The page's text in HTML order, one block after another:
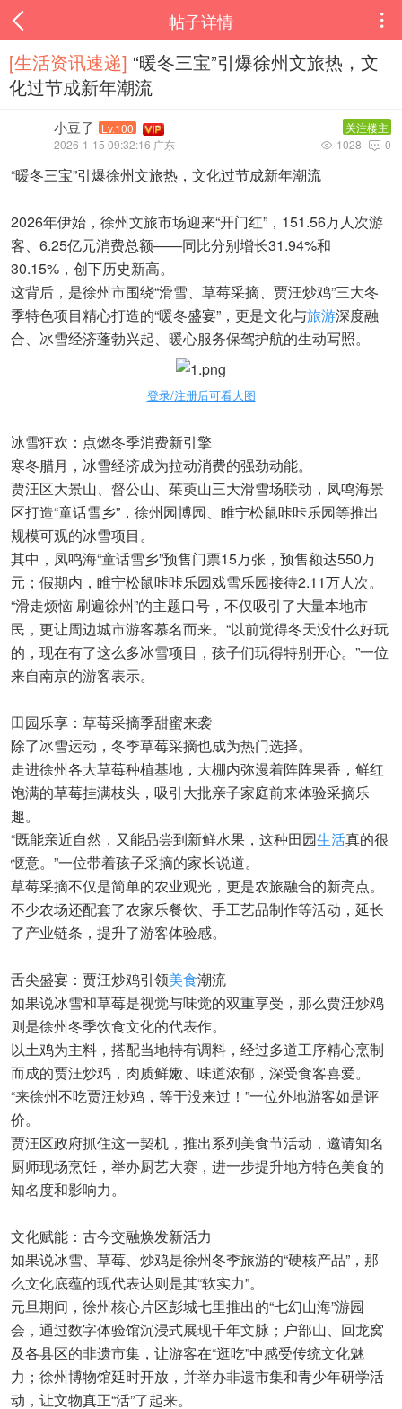
帖子详情 
[生活资讯速递‌] “暖冬三宝”引爆徐州文旅热，文
化过节成新年潮流
小豆子 Lv.100
关注楼主
2026-1-15 09:32:16 广东
 0
 1028
“暖冬三宝”引爆徐州文旅热，文化过节成新年潮流
2026年伊始，徐州文旅市场迎来“开门红”，151.56万人次游
客、6.25亿元消费总额——同比分别增长31.94%和
30.15%，创下历史新高。
这背后，是徐州市围绕“滑雪、草莓采摘、贾汪炒鸡”三大冬
季特色项目精心打造的“暖冬盛宴”，更是文化与旅游深度融
合、冰雪经济蓬勃兴起、暖心服务保驾护航的生动写照。
登录/注册后可看大图
冰雪狂欢：点燃冬季消费新引擎
寒冬腊月，冰雪经济成为拉动消费的强劲动能。
贾汪区大景山、督公山、茱萸山三大滑雪场联动，凤鸣海景
区打造“童话雪乡”，徐州园博园、睢宁松鼠咔咔乐园等推出
规模可观的冰雪项目。
其中，凤鸣海“童话雪乡”预售门票15万张，预售额达550万
元；假期内，睢宁松鼠咔咔乐园戏雪乐园接待2.11万人次。
“滑走烦恼 刷遍徐州”的主题口号，不仅吸引了大量本地市
民，更让周边城市游客慕名而来。“以前觉得冬天没什么好玩
的，现在有了这么多冰雪项目，孩子们玩得特别开心。”一位
来自南京的游客表示。
田园乐享：草莓采摘季甜蜜来袭
除了冰雪运动，冬季草莓采摘也成为热门选择。
走进徐州各大草莓种植基地，大棚内弥漫着阵阵果香，鲜红
饱满的草莓挂满枝头，吸引大批亲子家庭前来体验采摘乐
趣。
“既能亲近自然，又能品尝到新鲜水果，这种田园生活真的很
惬意。”一位带着孩子采摘的家长说道。
草莓采摘不仅是简单的农业观光，更是农旅融合的新亮点。
不少农场还配套了农家乐餐饮、手工艺品制作等活动，延长
了产业链条，提升了游客体验感。
舌尖盛宴：贾汪炒鸡引领美食潮流
如果说冰雪和草莓是视觉与味觉的双重享受，那么贾汪炒鸡
则是徐州冬季饮食文化的代表作。
以土鸡为主料，搭配当地特有调料，经过多道工序精心烹制
而成的贾汪炒鸡，肉质鲜嫩、味道浓郁，深受食客喜爱。
“来徐州不吃贾汪炒鸡，等于没来过！”一位外地游客如是评
价。
贾汪区政府抓住这一契机，推出系列美食节活动，邀请知名
厨师现场烹饪，举办厨艺大赛，进一步提升地方特色美食的
知名度和影响力。
文化赋能：古今交融焕发新活力
如果说冰雪、草莓、炒鸡是徐州冬季旅游的“硬核产品”，那
么文化底蕴的现代表达则是其“软实力”。
元旦期间，徐州核心片区彭城七里推出的“七幻山海”游园
会，通过数字体验馆沉浸式展现千年文脉；户部山、回龙窝
及各县区的非遗市集，让游客在“逛吃”中感受传统文化魅
力；徐州博物馆延时开放，并举办非遗市集和青少年研学活
动，让文物真正“活”了起来。